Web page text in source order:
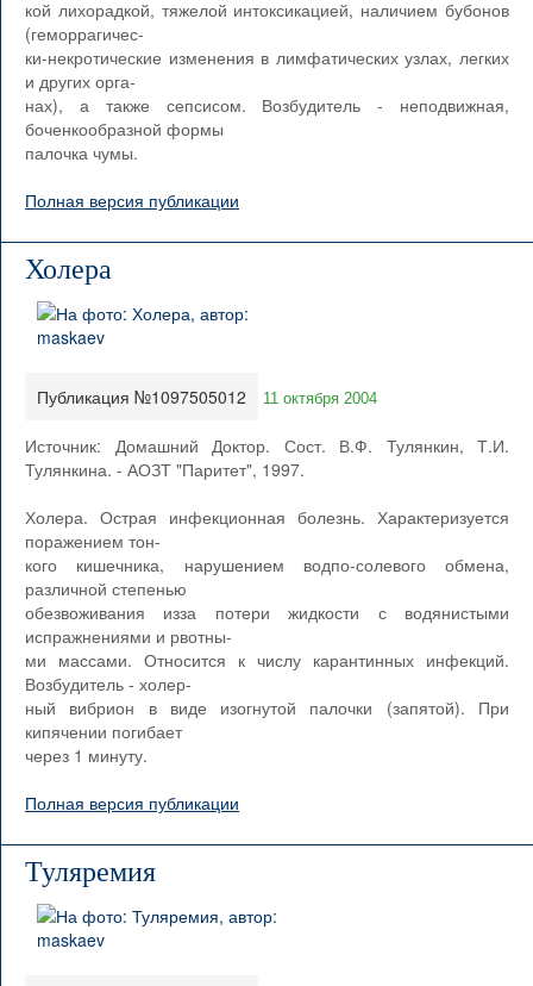
кой лихорадкой, тяжелой интоксикацией, наличием бубонов
(геморрагичес-
ки-некротические изменения в лимфатических узлах, легких
и других орга-
нах), а также сепсисом. Возбудитель - неподвижная,
боченкообразной формы
палочка чумы.
Полная версия публикации
Холера
Публикация №1097505012 11 октября 2004
Источник: Домашний Доктор. Сост. В.Ф. Тулянкин, Т.И.
Тулянкина. - АОЗТ "Паритет", 1997.
Холера. Острая инфекционная болезнь. Характеризуется
поражением тон-
кого кишечника, нарушением водпо-солевого обмена,
различной степенью
обезвоживания изза потери жидкости с водянистыми
испражнениями и рвотны-
ми массами. Относится к числу карантинных инфекций.
Возбудитель - холер-
ный вибрион в виде изогнутой палочки (запятой). При
кипячении погибает
через 1 минуту.
Полная версия публикации
Туляремия